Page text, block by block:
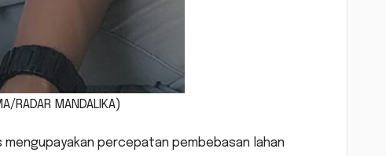
RADAR MANDALIKA)
percepatan pembebasan lahan